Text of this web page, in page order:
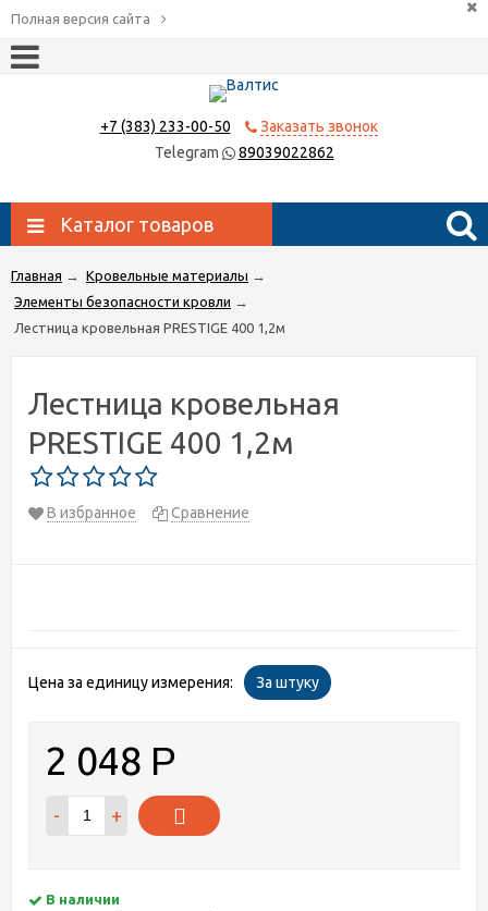
Полная версия сайта
+7 (383) 233-00-50
Заказать звонок
Telegram
89039022862
Каталог товаров
Главная → Кровельные материалы →
Элементы безопасности кровли →
Лестница кровельная PRESTIGE 400 1,2м
Лестница кровельная
PRESTIGE 400 1,2м
В избранное Сравнение
Цена за единицу измерения: За штуку
2 048 Р
- +
В наличии